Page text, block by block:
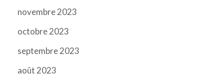
novembre 2023
octobre 2023
septembre 2023
août 2023